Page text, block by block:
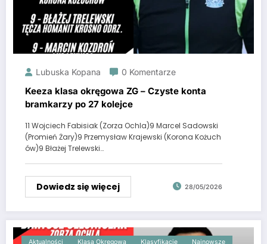
Lubuska Kopana 0 Komentarze
Keeza klasa okręgowa ZG – Czyste konta
bramkarzy po 27 kolejce
11 Wojciech Fabisiak (Zorza Ochla)9 Marcel Sadowski
(Promień Żary)9 Przemysław Krajewski (Korona Kożuch
ów)9 Błażej Trelewski…
Dowiedz się więcej 28/05/2026
Aktualności Klasa Okręgowa Klasyfikacje Najnowsze